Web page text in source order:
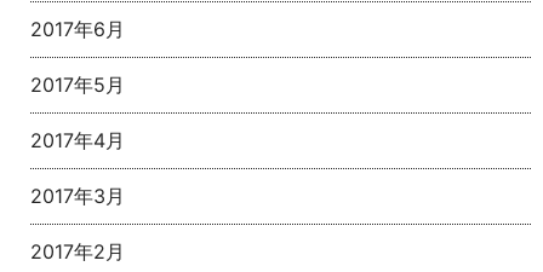
2017年6月
2017年5月
2017年4月
2017年3月
2017年2月